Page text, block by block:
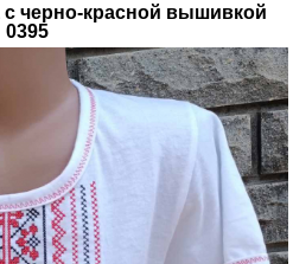
черно-красной вышивкой
0395